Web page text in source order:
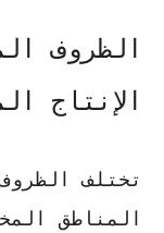
الظروف
الإنتاج
تختلف
المناطق